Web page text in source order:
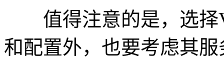
值得注意的是，选择
和配置外，也要考虑其